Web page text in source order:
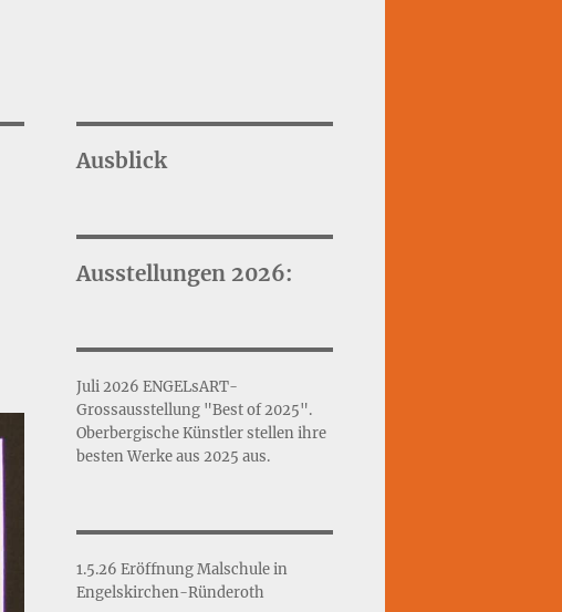
Ausblick
Ausstellungen 2026:
Juli 2026 ENGELsART-
Grossausstellung "Best of 2025".
Oberbergische Künstler stellen ihre
besten Werke aus 2025 aus.
1.5.26 Eröffnung Malschule in
Engelskirchen-Ründeroth